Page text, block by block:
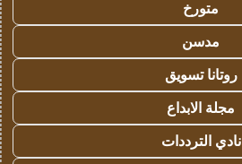
متورخ
مدسن
روتانا تسويق
مجلة الابداع
نادي الترددات